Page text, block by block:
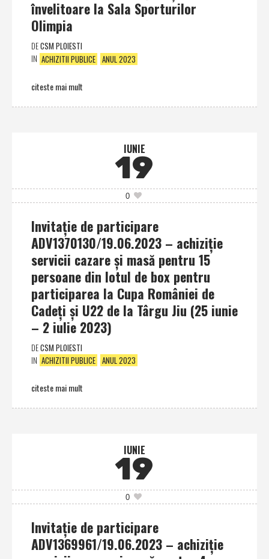
învelitoare la Sala Sporturilor
Olimpia
DECSM PLOIESTI
IN ACHIZITII PUBLICE ANUL 2023
citeste mai mult
IUNIE
19
0
Invitaţie de participare
ADV1370130/19.06.2023 – achiziţie
servicii cazare şi masă pentru 15
persoane din lotul de box pentru
participarea la Cupa României de
Cadeţi şi U22 de la Târgu Jiu (25 iunie
– 2 iulie 2023)
DECSM PLOIESTI
IN ACHIZITII PUBLICE ANUL 2023
citeste mai mult
IUNIE
19
0
Invitaţie de participare
ADV1369961/19.06.2023 – achiziţie